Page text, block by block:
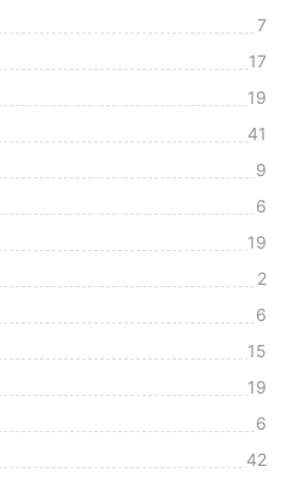
7
17
19
41
9
6
19
2
6
15
19
6
42